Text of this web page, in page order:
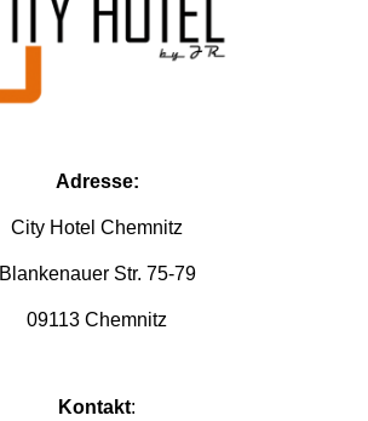
Adresse:
City Hotel Chemnitz
Blankenauer Str. 75-79
09113 Chemnitz
Kontakt: